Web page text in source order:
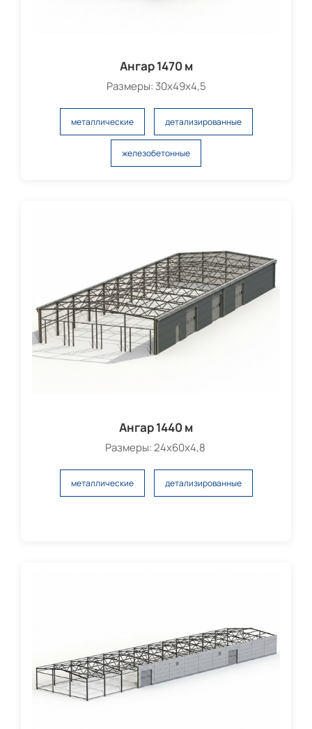
Ангар 1470 м
Размеры: 30х49х4,5
металлические детализированные
железобетонные
Ангар 1440 м
Размеры: 24х60х4,8
металлические детализированные